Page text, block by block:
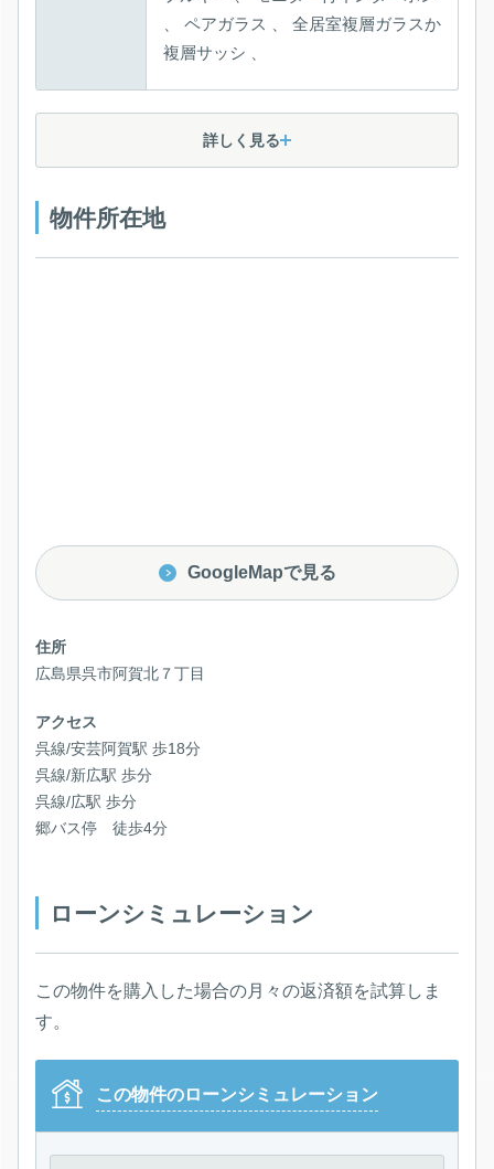
詳しく見る
物件所在地
GoogleMapで見る
住所
広島県呉市阿賀北７丁目
アクセス
呉線/安芸阿賀駅 歩18分
呉線/新広駅 歩分
呉線/広駅 歩分
郷バス停 徒歩4分
ローンシミュレーション
この物件を購入した場合の月々の返済額を試算しま
す。
この物件のローンシミュレーション